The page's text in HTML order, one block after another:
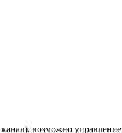
возможно управление